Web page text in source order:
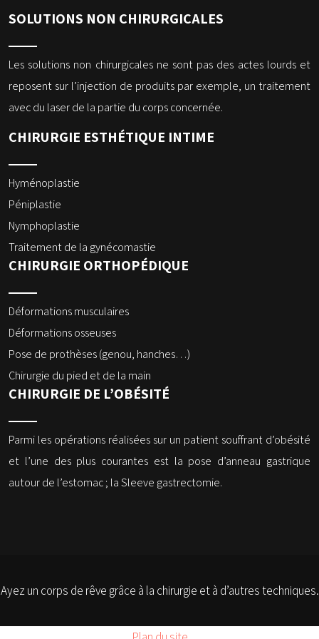
SOLUTIONS NON CHIRURGICALES
Les solutions non chirurgicales ne sont pas des actes lourds et
reposent sur l’injection de produits par exemple, un traitement
avec du laser de la partie du corps concernée.
CHIRURGIE ESTHÉTIQUE INTIME
Hyménoplastie
Péniplastie
Nymphoplastie
Traitement de la gynécomastie
CHIRURGIE ORTHOPÉDIQUE
Déformations musculaires
Déformations osseuses
Pose de prothèses (genou, hanches…)
Chirurgie du pied et de la main
CHIRURGIE DE L’OBÉSITÉ
Parmi les opérations réalisées sur un patient souffrant d’obésité
et l’une des plus courantes est la pose d’anneau gastrique
autour de l’estomac ; la Sleeve gastrectomie.
Ayez un corps de rêve grâce à la chirurgie et à d’autres techniques.